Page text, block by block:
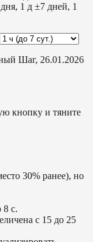
1 д ±7 дней, 1
Шаг, 26.01.2026
кнопку и тяните
30% ранее), но
8 с.
с 15 до 25